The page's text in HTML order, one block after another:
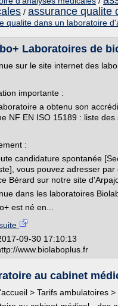
/ assurance qualite
qualite dans un laboratoire
Laboratoires de
sur le site internet des
importante :
a obtenu son
NF EN ISO 15189 : liste
:
candidature spontanée
vous pouvez adresser
Bérard sur notre site
dans les laboratoires
est né en...
09-30 17:10:13
www.biolaboplus.fr
au cabinet
> Tarifs ambulatoires